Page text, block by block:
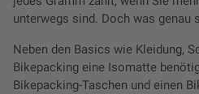
unterwegs sind. Doch was genau
Neben den Basics wie Kleidung,
Bikepacking eine Isomatte
Bikepacking-Taschen und einen